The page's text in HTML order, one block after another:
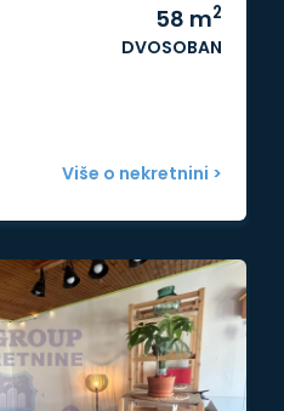
58 m2
DVOSOBAN
Više o nekretnini >